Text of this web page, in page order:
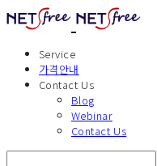
Service
가격안내
Contact Us
Blog
Webinar
Contact Us